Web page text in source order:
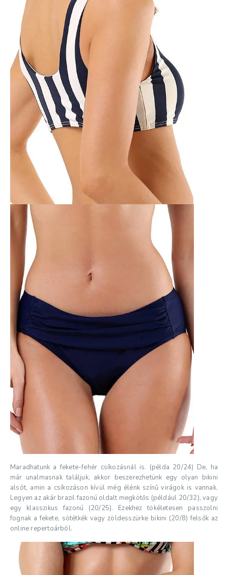
Maradhatunk a fekete-fehér csíkozásnál is. (példa 20/24) De, ha
már unalmasnak találjuk, akkor beszerezhetünk egy olyan bikini
alsót, amin a csíkozáson kívül még élénk színű virágok is vannak.
Legyen az akár brazil fazonú oldalt megkötős (például 20/32), vagy
egy klasszikus fazonú (20/25). Ezekhez tökéletesen passzolni
fognak a fekete, sötétkék vagy zöldesszürke bikini (20/8) felsők az
online repertoárból.